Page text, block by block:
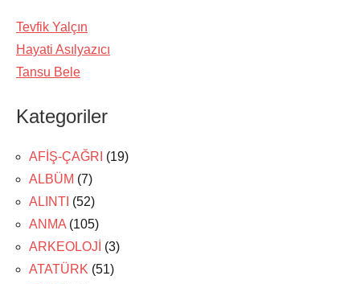
Tevfik Yalçın
Hayati Asılyazıcı
Tansu Bele
Kategoriler
AFİŞ-ÇAĞRI (19)
ALBÜM (7)
ALINTI (52)
ANMA (105)
ARKEOLOJİ (3)
ATATÜRK (51)